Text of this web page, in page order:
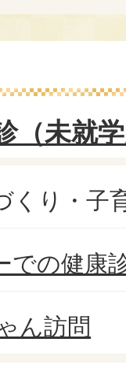
（未就
くり・子
での健康
ん訪問